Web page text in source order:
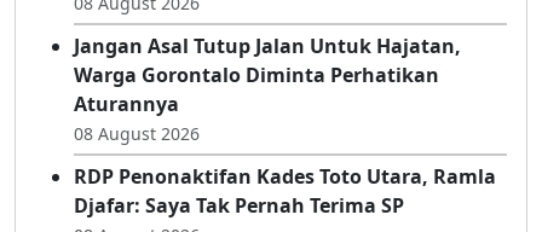
Dari Kandungan, Maryam Sofyan Puhi
Siapkan Generasi Emas Gorontalo
08 August 2026
Jangan Asal Tutup Jalan Untuk Hajatan,
Warga Gorontalo Diminta Perhatikan
Aturannya
08 August 2026